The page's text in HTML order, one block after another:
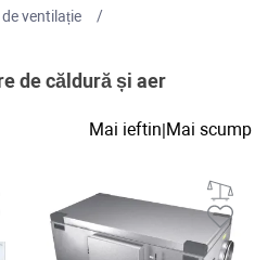
ventilație
de căldură și aer
Mai ieftin|Mai scump